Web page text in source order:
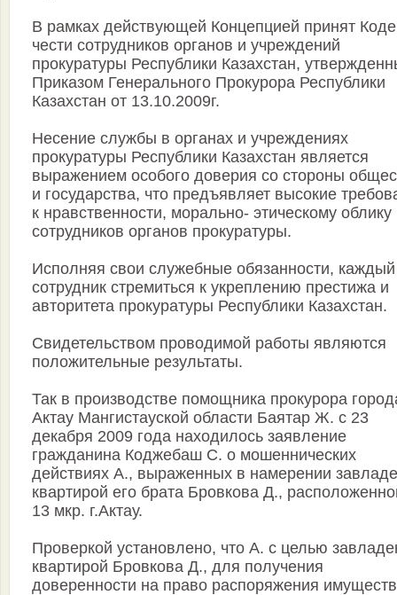
В рамках действующей Концепцией принят
чести сотрудников органов и учреждений
прокуратуры Республики Казахстан,
Приказом Генерального Прокурора Республики
Казахстан от 13.10.2009г.
Несение службы в органах и учреждениях
прокуратуры Республики Казахстан является
выражением особого доверия со стороны
и государства, что предъявляет высокие
к нравственности, морально- этическому облику
сотрудников органов прокуратуры.
Исполняя свои служебные обязанности, каждый
сотрудник стремиться к укреплению престижа и
авторитета прокуратуры Республики Казахстан.
Свидетельством проводимой работы являются
положительные результаты.
Так в производстве помощника прокурора
Актау Мангистауской области Баятар Ж. с 23
декабря 2009 года находилось заявление
гражданина Коджебаш С. о мошеннических
действиях А., выраженных в намерении
квартирой его брата Бровкова Д.,
13 мкр. г.Актау.
Проверкой установлено, что А. с целью
квартирой Бровкова Д., для получения
доверенности на право распоряжения